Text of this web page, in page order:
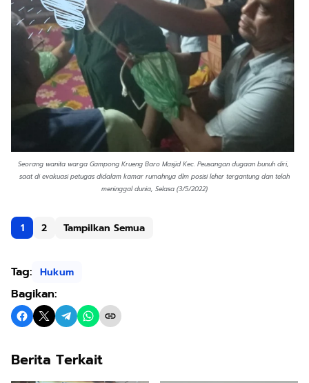
Seorang wanita warga Gampong Krueng Baro Masjid Kec. Peusangan dugaan bunuh diri,
saat di evakuasi petugas didalam kamar rumahnya dlm posisi leher tergantung dan telah
meninggal dunia, Selasa (3/5/2022)
1 2 Tampilkan Semua
Tag: Hukum
Bagikan:
Berita Terkait